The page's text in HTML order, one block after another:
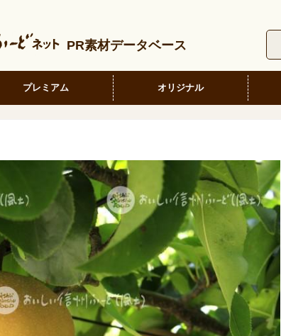
PR素材データベース
プレミアム オリジナル